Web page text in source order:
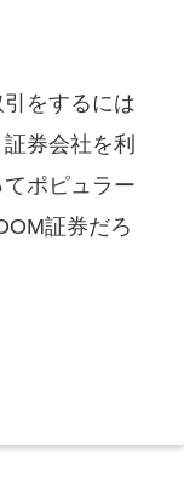
をするには
券会社を利
ポピュラー
証券だろ